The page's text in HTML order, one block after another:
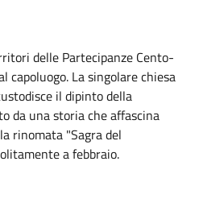
delle Partecipanze Cento-
capoluogo. La singolare chiesa
il dipinto della
da una storia che affascina
rinomata "Sagra del
a febbraio.